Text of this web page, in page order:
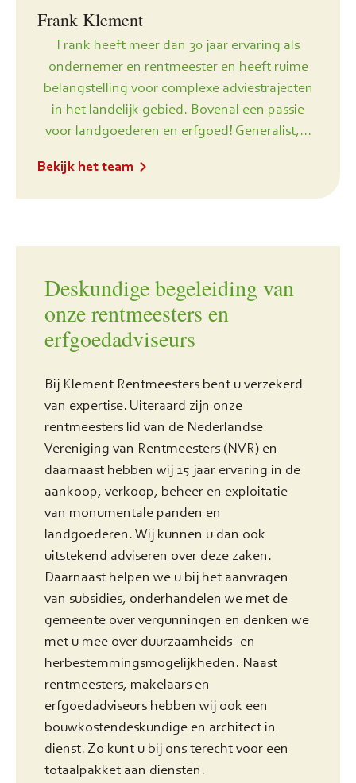
Frank Klement
Frank heeft meer dan 30 jaar ervaring als
ondernemer en rentmeester en heeft ruime
belangstelling voor complexe adviestrajecten
in het landelijk gebied. Bovenal een passie
voor landgoederen en erfgoed! Generalist,...
Bekijk het team
Deskundige begeleiding van
onze rentmeesters en
erfgoedadviseurs
Bij Klement Rentmeesters bent u verzekerd
van expertise. Uiteraard zijn onze
rentmeesters lid van de Nederlandse
Vereniging van Rentmeesters (NVR) en
daarnaast hebben wij 15 jaar ervaring in de
aankoop, verkoop, beheer en exploitatie
van monumentale panden en
landgoederen. Wij kunnen u dan ook
uitstekend adviseren over deze zaken.
Daarnaast helpen we u bij het aanvragen
van subsidies, onderhandelen we met de
gemeente over vergunningen en denken we
met u mee over duurzaamheids- en
herbestemmingsmogelijkheden. Naast
rentmeesters, makelaars en
erfgoedadviseurs hebben wij ook een
bouwkostendeskundige en architect in
dienst. Zo kunt u bij ons terecht voor een
totaalpakket aan diensten.